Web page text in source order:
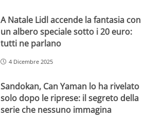
A Natale Lidl accende la fantasia con
un albero speciale sotto i 20 euro:
tutti ne parlano
4 Dicembre 2025
Sandokan, Can Yaman lo ha rivelato
solo dopo le riprese: il segreto della
serie che nessuno immagina